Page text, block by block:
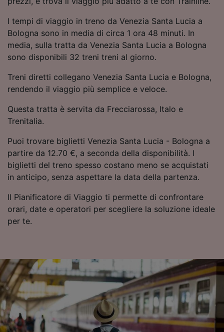
I tempi di viaggio in treno da Venezia Santa Lucia a
Bologna sono in media di circa 1 ora 48 minuti. In
media, sulla tratta da Venezia Santa Lucia a Bologna
sono disponibili 32 treni treni al giorno.
Treni diretti collegano Venezia Santa Lucia e Bologna,
rendendo il viaggio più semplice e veloce.
Questa tratta è servita da Frecciarossa, Italo e
Trenitalia.
Puoi trovare biglietti Venezia Santa Lucia - Bologna a
partire da 12.70 €, a seconda della disponibilità. I
biglietti del treno spesso costano meno se acquistati
in anticipo, senza aspettare la data della partenza.
Il Pianificatore di Viaggio ti permette di confrontare
orari, date e operatori per scegliere la soluzione ideale
per te.
Utilizzare dati di geolocalizzazione precisi.
Scansione attiva delle caratteristiche del
dispositivo ai fini dell’identificazione.
Archiviare informazioni su dispositivo e/o
accedervi. Pubblicità e contenuti
personalizzati, misurazione delle prestazioni
pubblico, sviluppo di servizi.